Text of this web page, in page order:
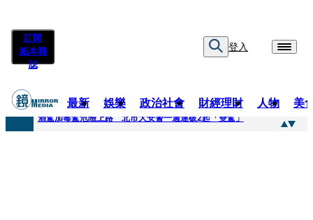
訂閱
紙本雜
誌
登入
最新 娛樂 政治社會 財經理財 人物 美
快訊
酒駕加毒駕危險上路 北市大安警一週連破2起「雙駕」